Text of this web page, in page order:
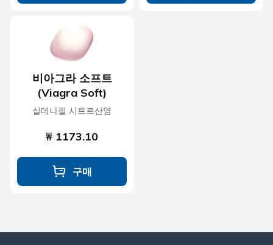
비아그라 소프트
(Viagra Soft)
실데나필 시트르산염
₩ 1173.10
구매